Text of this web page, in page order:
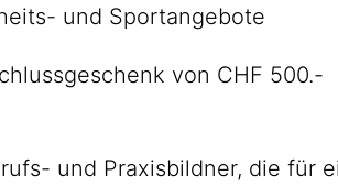
und Sportangebote
von CHF 500.-
und Praxisbildner, die für